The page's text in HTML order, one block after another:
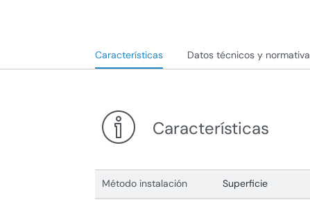
Características Datos técnicos y normativa
Características
Método instalación Superficie